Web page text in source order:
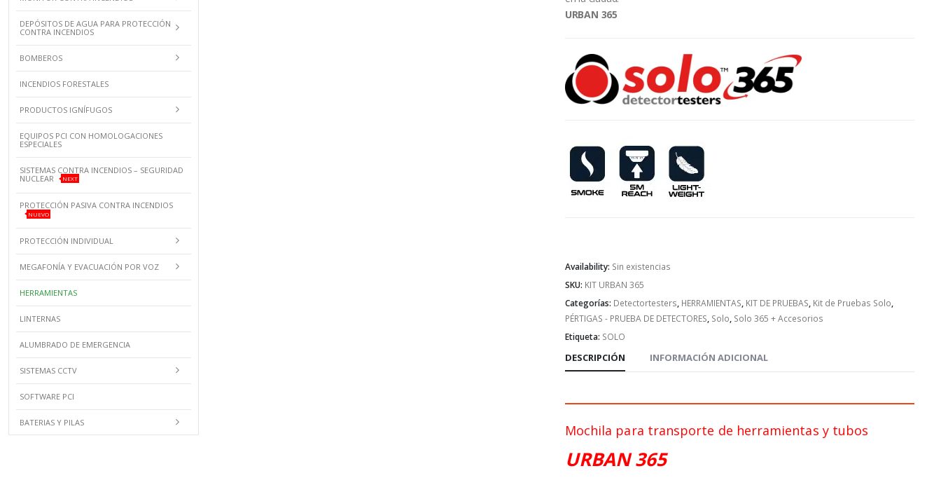
URBAN 365
Availability: Sin existencias
SKU: KIT URBAN 365
Categorías: Detectortesters, HERRAMIENTAS, KIT DE PRUEBAS, Kit de Pruebas Solo,
PÉRTIGAS - PRUEBA DE DETECTORES, Solo, Solo 365 + Accesorios
Etiqueta: SOLO
DESCRIPCIÓN INFORMACIÓN ADICIONAL
Mochila para transporte de herramientas y tubos
URBAN 365
DEPÓSITOS DE AGUA PARA PROTECCIÓN
CONTRA INCENDIOS
BOMBEROS
INCENDIOS FORESTALES
PRODUCTOS IGNÍFUGOS
EQUIPOS PCI CON HOMOLOGACIONES
ESPECIALES
SISTEMAS CONTRA INCENDIOS – SEGURIDAD
NUCLEAR
NEXT
PROTECCIÓN PASIVA CONTRA INCENDIOS
NUEVO
PROTECCIÓN INDIVIDUAL
MEGAFONÍA Y EVACUACIÓN POR VOZ
HERRAMIENTAS
LINTERNAS
ALUMBRADO DE EMERGENCIA
SISTEMAS CCTV
SOFTWARE PCI
BATERIAS Y PILAS